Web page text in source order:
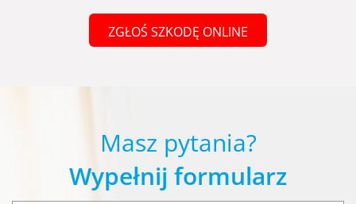
ZGŁOŚ SZKODĘ ONLINE
Masz pytania?
Wypełnij formularz